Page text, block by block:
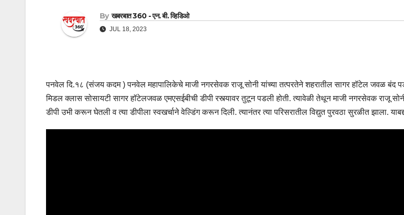
By खबरबात 360 - एन. बी. व्हिडिओ
JUL 18, 2023
पनवेल दि.१८ (संजय कदम ) पनवेल महापालिकेचे माजी नगरसेवक राजू सोनी यांच्या तत्परतेने शहरातील सागर हॉटेल जवळ बंद
मिडल क्लास सोसायटी सागर हॉटेलजवळ एमएसईबीची डीपी रस्त्यावर तुटून पडली होती. त्यावेळी तेथून माजी नगरसेवक राजू
डीपी उभी करून घेतली व त्या डीपीला स्वखर्चाने वेल्डिंग करून दिली. त्यानंतर त्या परिसरातील विद्युत पुरवठा सुरळीत झाला.